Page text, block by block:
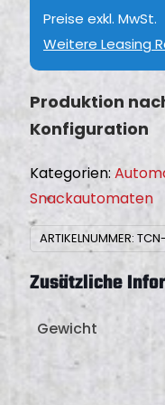
t
W
e
r
b
d
i
s
p
l
y
o
0
Preise exkl. MwSt.
Weitere Leasing
Produktion
Konfiguration
Kategorien:
Snackautomaten
ARTIKELNUMMER:
Zusätzliche
Gewicht